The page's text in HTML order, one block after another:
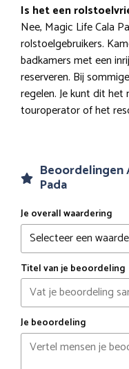
Is het een
Nee, Magic Life Cala
rolstoelgebruikers.
badkamers met een
reserveren. Bij
regelen. Je kunt dit het
touroperator of het
Beoordelingen
Pada
Je overall waardering
Titel van je beoordeling
Je beoordeling